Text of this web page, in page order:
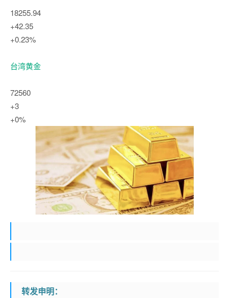
18255.94
+42.35
+0.23%
台湾黄金
72560
+3
+0%
转发申明：